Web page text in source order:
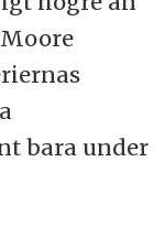
bara under